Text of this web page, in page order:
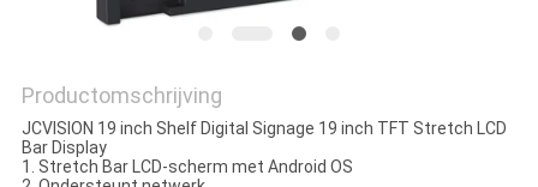
Productomschrijving
JCVISION 19 inch Shelf Digital Signage 19 inch TFT Stretch LCD
Bar Display
1. Stretch Bar LCD-scherm met Android OS